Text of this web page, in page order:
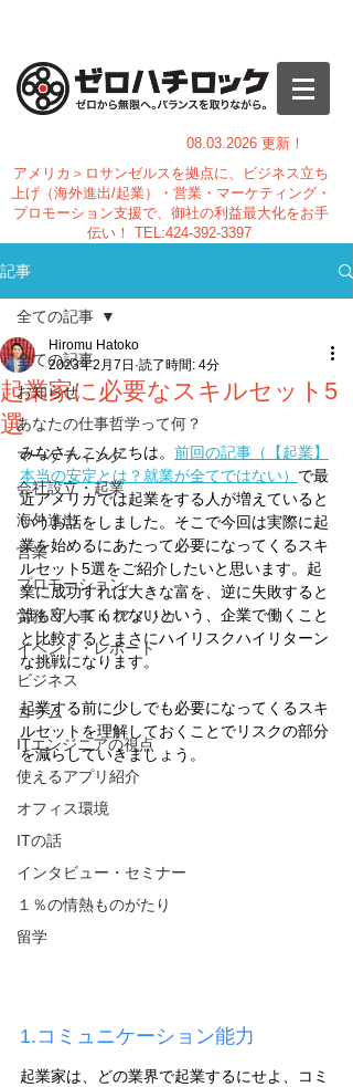
08.03.2026 更新！
アメリカ＞ロサンゼルスを拠点に、ビジネス立ち
上げ（海外進出/起業）・営業・マーケティング・
プロモーション支援で、御社の利益最大化をお手
伝い！ TEL:424-392-3397
記事
全ての記事
お知らせ
あなたの仕事哲学って何？
マーケティング
会社設立・起業
海外進出
営業
プロモーション
労務＆人事 in アメリカ
イベント・レポート
ビジネス
コラム
ITエンジニアの視点
使えるアプリ紹介
オフィス環境
ITの話
インタビュー・セミナー
１％の情熱ものがたり
留学
全ての記事
起業家に必要なスキルセット5
選
Hiromu Hatoko
2023年2月7日 読了時間: 4分
みなさんこんにちは。 前回の記事（【起業】
本当の安定とは？就業が全てではない） で最
近アメリカでは起業をする人が増えていると
いうお話をしました。そこで今回は実際に起
業を始めるにあたって必要になってくるスキ
ルセット5選をご紹介したいと思います。起
業に成功すれば大きな富を、逆に失敗すると
誰も守ってくれないという、企業で働くこと
と比較するとまさにハイリスクハイリターン
な挑戦になります。
起業する前に少しでも必要になってくるスキ
ルセットを理解しておくことでリスクの部分
を減らしていきましょう。
1.コミュニケーション能力
起業家は、どの業界で起業するにせよ、コミ